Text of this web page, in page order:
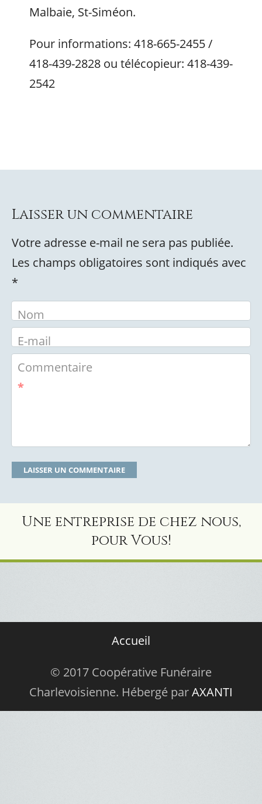
Malbaie, St-Siméon.
Pour informations: 418-665-2455 /
418-439-2828 ou télécopieur: 418-439-
2542
Laisser un commentaire
Votre adresse e-mail ne sera pas publiée.
Les champs obligatoires sont indiqués avec
*
Nom
E-mail
Commentaire
*
Une entreprise de chez nous,
pour Vous!
Accueil
© 2017 Coopérative Funéraire
Charlevoisienne. Hébergé parAXANTI